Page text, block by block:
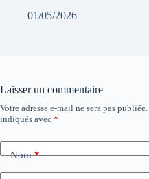
01/05/2026
Laisser un commentaire
Votre adresse e-mail ne sera pas publiée.
indiqués avec *
Nom*